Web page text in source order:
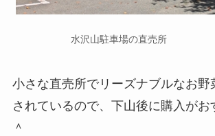
水沢山駐車場の直売所
小さな直売所でリーズナブルなお野
されているので、下山後に購入がお
＾